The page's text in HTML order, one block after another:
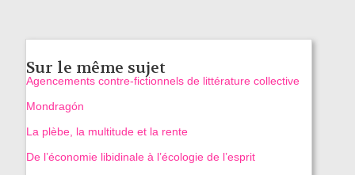
Sur le même sujet
Agencements contre-fictionnels de littérature collective
Mondragón
La plèbe, la multitude et la rente
De l’économie libidinale à l’écologie de l’esprit